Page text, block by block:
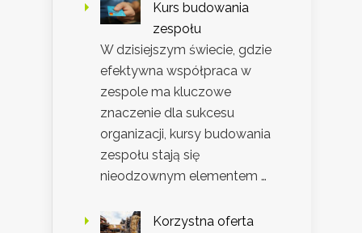
Kurs budowania
zespołu
W dzisiejszym świecie, gdzie
efektywna współpraca w
zespole ma kluczowe
znaczenie dla sukcesu
organizacji, kursy budowania
zespołu stają się
nieodzownym elementem …
Korzystna oferta